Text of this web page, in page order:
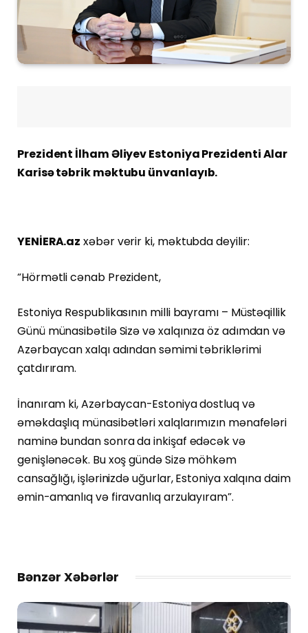
Prezident İlham Əliyev Estoniya Prezidenti Alar
Karisə təbrik məktubu ünvanlayıb.
YENİERA.az xəbər verir ki, məktubda deyilir:
“Hörmətli cənab Prezident,
Estoniya Respublikasının milli bayramı – Müstəqillik
Günü münasibətilə Sizə və xalqınıza öz adımdan və
Azərbaycan xalqı adından səmimi təbriklərimi
çatdırıram.
İnanıram ki, Azərbaycan-Estoniya dostluq və
əməkdaşlıq münasibətləri xalqlarımızın mənafeləri
naminə bundan sonra da inkişaf edəcək və
genişlənəcək. Bu xoş gündə Sizə möhkəm
cansağlığı, işlərinizdə uğurlar, Estoniya xalqına daim
əmin-amanlıq və firavanlıq arzulayıram”.
Bənzər Xəbərlər